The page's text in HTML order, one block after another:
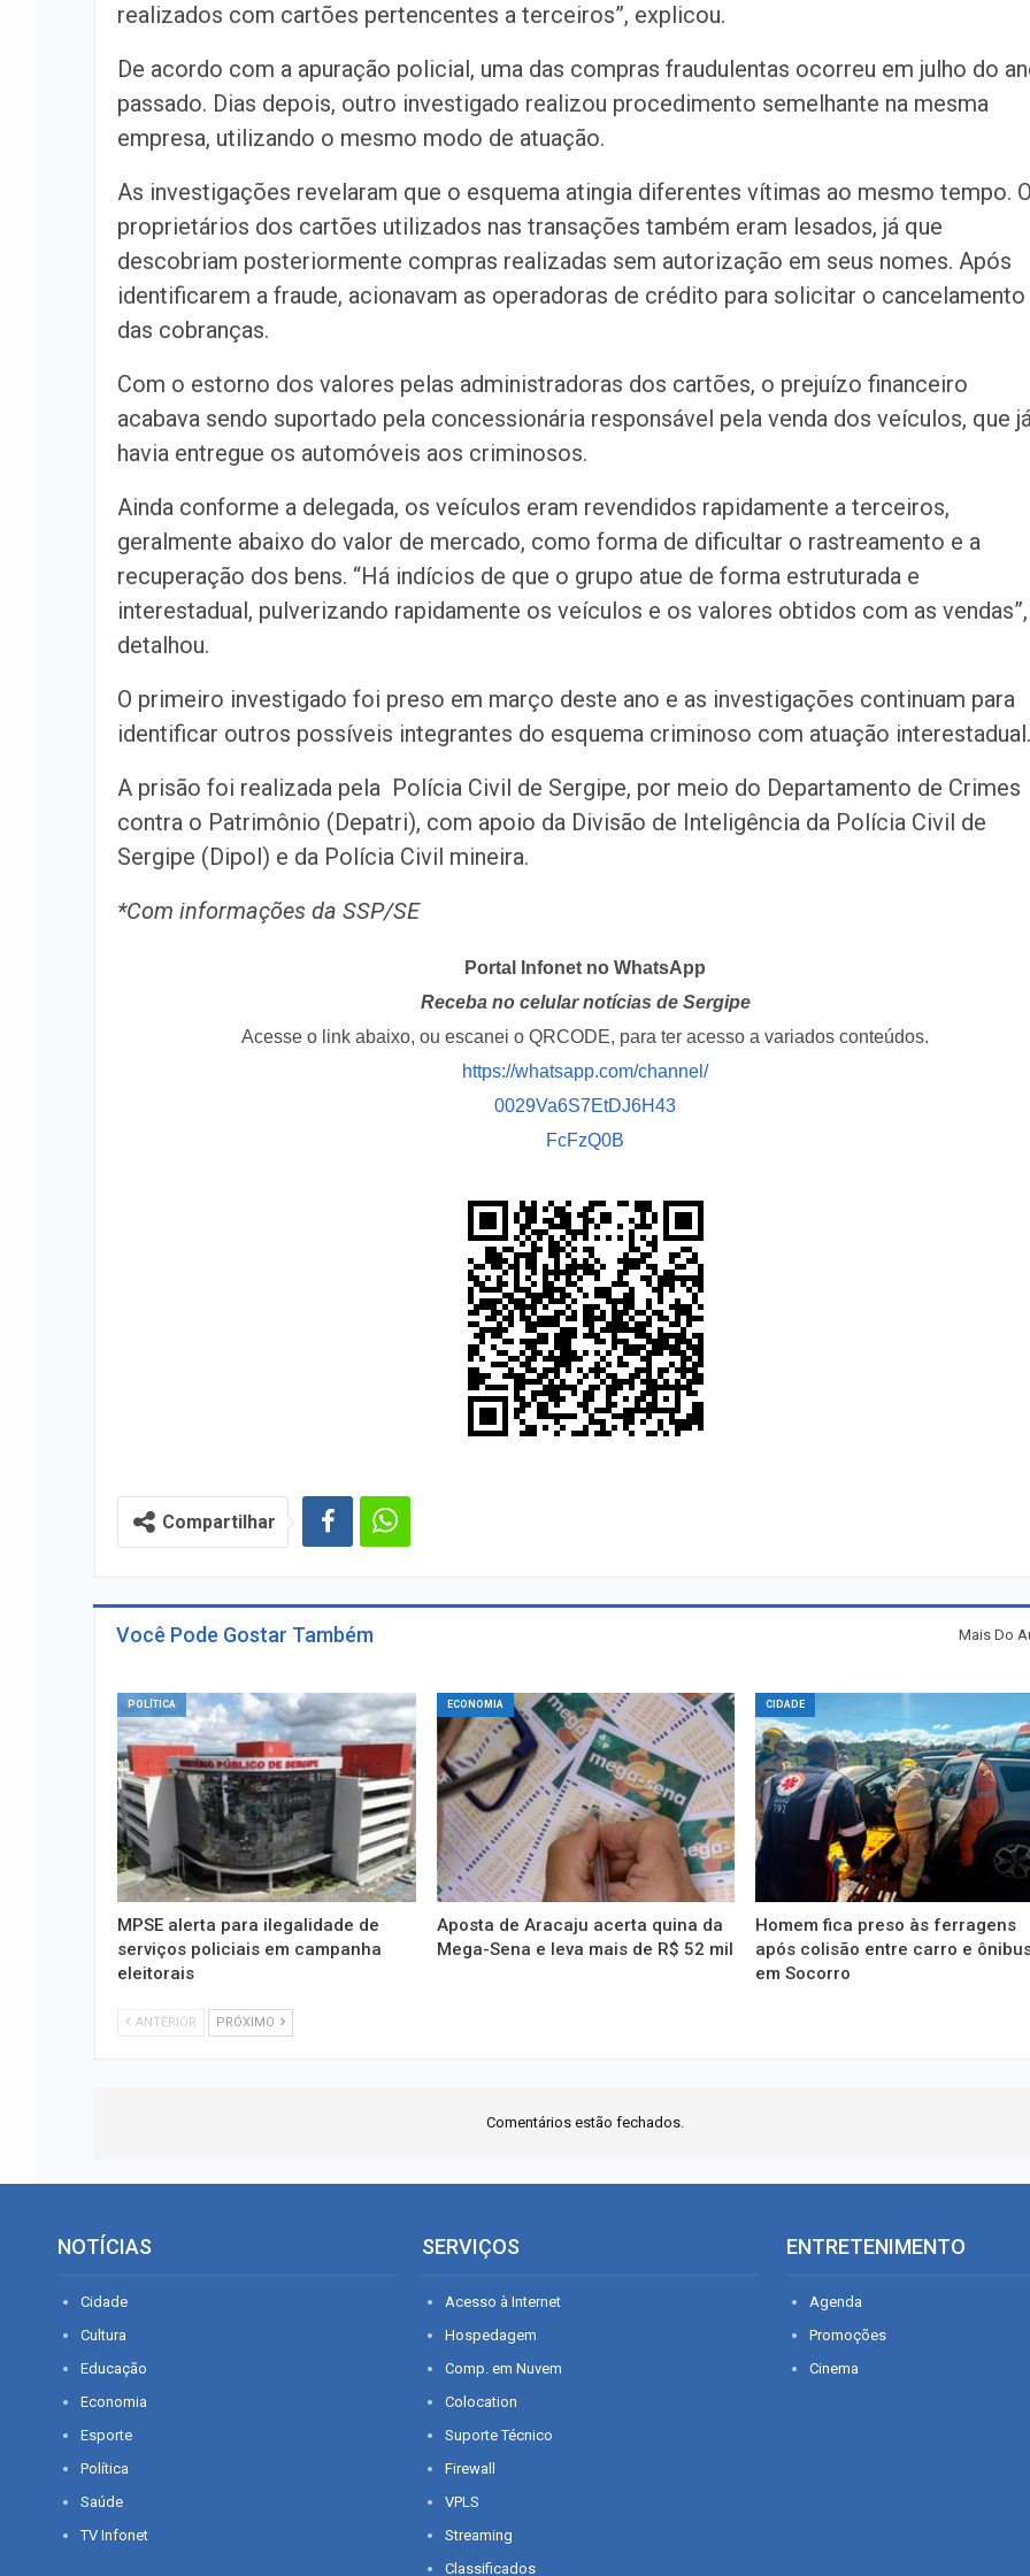
realizados com cartões pertencentes a terceiros”, explicou.
De acordo com a apuração policial, uma das compras fraudulentas ocorreu em julho do
passado. Dias depois, outro investigado realizou procedimento semelhante na mesma
empresa, utilizando o mesmo modo de atuação.
As investigações revelaram que o esquema atingia diferentes vítimas ao mesmo tempo.
proprietários dos cartões utilizados nas transações também eram lesados, já que
descobriam posteriormente compras realizadas sem autorização em seus nomes. Após
identificarem a fraude, acionavam as operadoras de crédito para solicitar o cancelamento
das cobranças.
Com o estorno dos valores pelas administradoras dos cartões, o prejuízo financeiro
acabava sendo suportado pela concessionária responsável pela venda dos veículos, que
havia entregue os automóveis aos criminosos.
Ainda conforme a delegada, os veículos eram revendidos rapidamente a terceiros,
geralmente abaixo do valor de mercado, como forma de dificultar o rastreamento e a
recuperação dos bens. “Há indícios de que o grupo atue de forma estruturada e
interestadual, pulverizando rapidamente os veículos e os valores obtidos com as vendas”,
detalhou.
O primeiro investigado foi preso em março deste ano e as investigações continuam para
identificar outros possíveis integrantes do esquema criminoso com atuação interestadual.
A prisão foi realizada pela Polícia Civil de Sergipe, por meio do Departamento de Crimes
contra o Patrimônio (Depatri), com apoio da Divisão de Inteligência da Polícia Civil de
Sergipe (Dipol) e da Polícia Civil mineira.
*Com informações da SSP/SE
Portal Infonet no WhatsApp
Receba no celular notícias de Sergipe
Acesse o link abaixo, ou escanei o QRCODE, para ter acesso a variados conteúdos.
https://whatsapp.com/channel/
0029Va6S7EtDJ6H43
FcFzQ0B
Compartilhar
Você Pode Gostar Também Mais Do
POLÍTICA
MPSE alerta para ilegalidade de
serviços policiais em campanha
eleitorais
ECONOMIA
Aposta de Aracaju acerta quina da
Mega-Sena e leva mais de R$ 52 mil
CIDADE
Homem fica preso às ferragens
após colisão entre carro e
em Socorro
ANTERIOR PRÓXIMO
Comentários estão fechados.
NOTÍCIAS
Cidade
Cultura
Educação
Economia
Esporte
Política
Saúde
TV Infonet
SERVIÇOS
Acesso à Internet
Hospedagem
Comp. em Nuvem
Colocation
Suporte Técnico
Firewall
VPLS
Streaming
Classificados
ENTRETENIMENTO
Agenda
Promoções
Cinema